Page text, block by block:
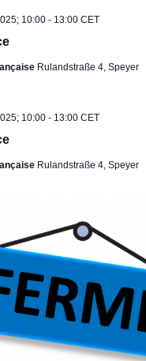
10:00 - 13:00 CET
Rulandstraße 4, Speyer
10:00 - 13:00 CET
Rulandstraße 4, Speyer